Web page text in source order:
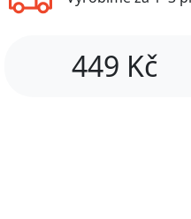
449 Kč